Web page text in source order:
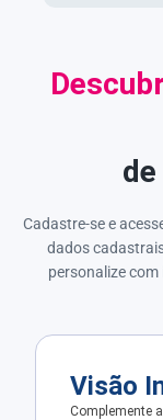
Cadastre-se e
dados
personalize
Visão
Complemente